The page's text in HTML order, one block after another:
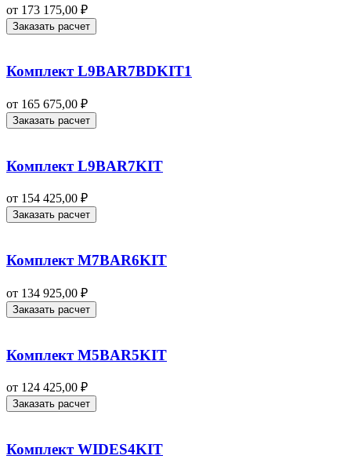
от 173 175,00 ₽
Заказать расчет
Комплект L9BAR7BDKIT1
от 165 675,00 ₽
Заказать расчет
Комплект L9BAR7KIT
от 154 425,00 ₽
Заказать расчет
Комплект M7BAR6KIT
от 134 925,00 ₽
Заказать расчет
Комплект M5BAR5KIT
от 124 425,00 ₽
Заказать расчет
Комплект WIDES4KIT